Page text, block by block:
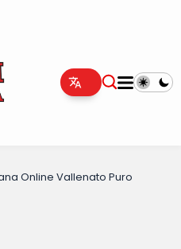
Online Vallenato Puro